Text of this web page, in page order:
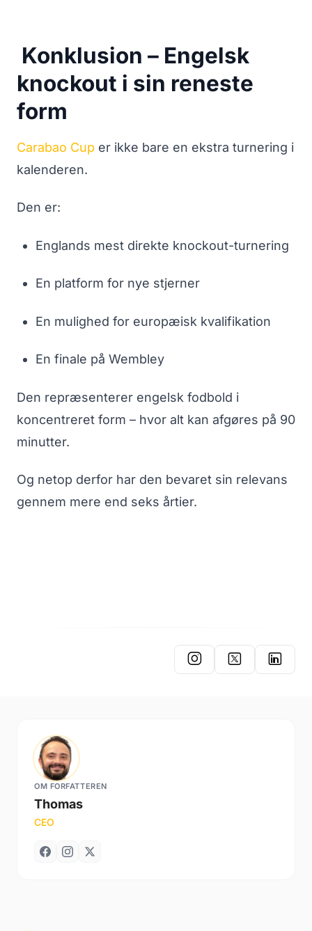
Konklusion – Engelsk
knockout i sin reneste
form
Carabao Cup er ikke bare en ekstra turnering i
kalenderen.
Den er:
Englands mest direkte knockout-turnering
En platform for nye stjerner
En mulighed for europæisk kvalifikation
En finale på Wembley
Den repræsenterer engelsk fodbold i
koncentreret form – hvor alt kan afgøres på 90
minutter.
Og netop derfor har den bevaret sin relevans
gennem mere end seks årtier.
OM FORFATTEREN
Thomas
CEO